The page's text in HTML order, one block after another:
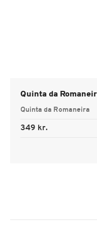
Quinta da
Quinta da Romaneira
349 kr.